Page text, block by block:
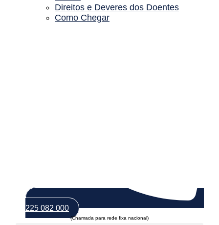
Direitos e Deveres dos Doentes
Como Chegar
225 082 000